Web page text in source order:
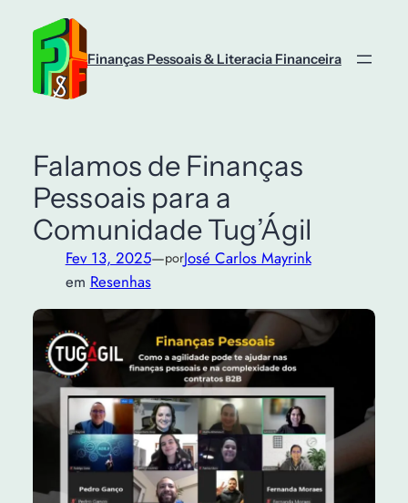
conteúdo
Finanças Pessoais & Literacia Financeira
Falamos de Finanças
Pessoais para a
Comunidade Tug’Ágil
Fev 13, 2025—porJosé Carlos Mayrink
em Resenhas